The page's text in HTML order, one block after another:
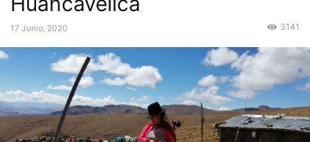
17 Junio, 2020 3141